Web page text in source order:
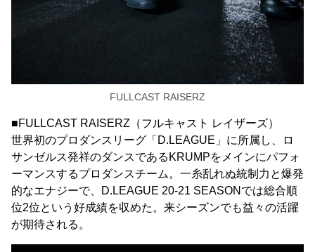
FULLCAST RAISERZ
■FULLCAST RAISERZ（フルキャスト レイザーズ）
世界初のプロダンスリーグ「D.LEAGUE」に所属し、ロ
サンゼルス発祥のダンスであるKRUMPをメインにパフォ
ーマンスするプロダンスチーム。一糸乱れぬ統制力と爆発
的なエナジーで、D.LEAGUE 20-21 SEASONでは総合順
位2位という好成績を収めた。来シーズンでも益々の活躍
が期待される。